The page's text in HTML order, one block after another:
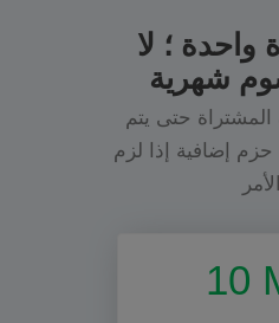
واحدة ؛ لا
شهرية
حتى يتم
حزم إضافية إذا لزم
10